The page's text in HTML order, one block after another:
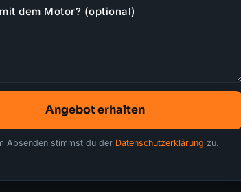
Angebot erhalten
Absenden stimmst du der Datenschutzerklärung zu.